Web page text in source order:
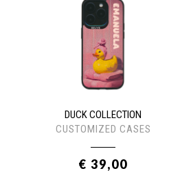
DUCK COLLECTION
CUSTOMIZED CASES
€ 39,00